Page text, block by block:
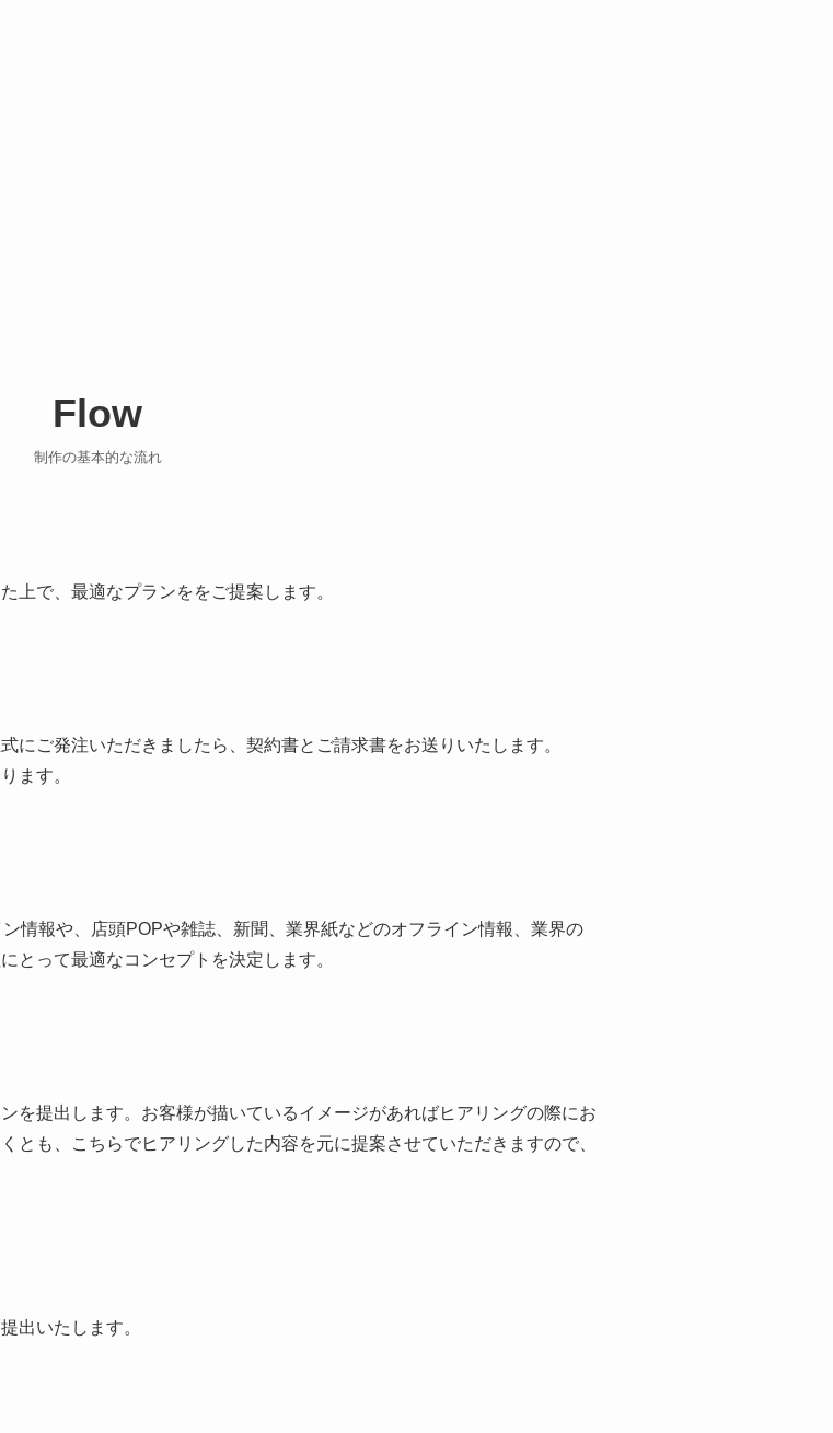
Flow
制作の基本的な流れ
上で、最適なプランををご提案します。
にご発注いただきましたら、契約書とご請求書をお送りいたします。
ます。
情報や、店頭POPや雑誌、新聞、業界紙などのオフライン情報、業界の
とって最適なコンセプトを決定します。
を提出します。お客様が描いているイメージがあればヒアリングの際にお
とも、こちらでヒアリングした内容を元に提案させていただきますので、
出いたします。